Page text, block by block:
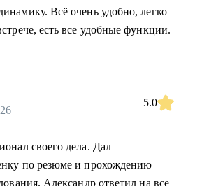
Всё очень удобно, легко
есть все удобные функции.
5.0
своего дела. Дал
по резюме и прохождению
Александр ответил на все